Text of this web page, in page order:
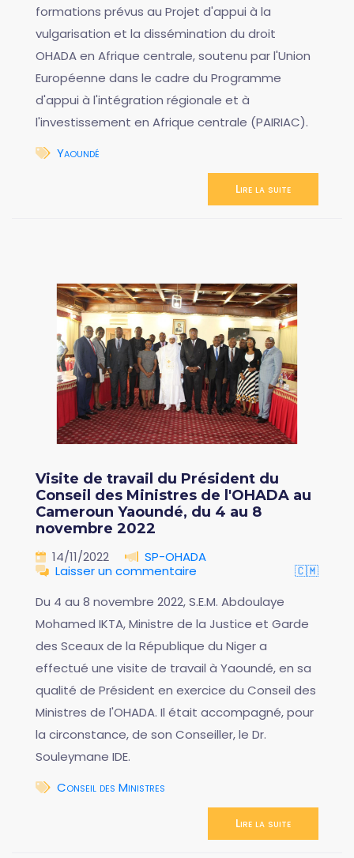
formations prévus au Projet d'appui à la
vulgarisation et la dissémination du droit
OHADA en Afrique centrale, soutenu par l'Union
Européenne dans le cadre du Programme
d'appui à l'intégration régionale et à
l'investissement en Afrique centrale (PAIRIAC).
Yaoundé
Lire la suite
Visite de travail du Président du
Conseil des Ministres de l'OHADA au
Cameroun Yaoundé, du 4 au 8
novembre 2022
14/11/2022
SP-OHADA
Laisser un commentaire
🇨🇲
Du 4 au 8 novembre 2022, S.E.M. Abdoulaye
Mohamed IKTA, Ministre de la Justice et Garde
des Sceaux de la République du Niger a
effectué une visite de travail à Yaoundé, en sa
qualité de Président en exercice du Conseil des
Ministres de l'OHADA. Il était accompagné, pour
la circonstance, de son Conseiller, le Dr.
Souleymane IDE.
Conseil des Ministres
Lire la suite